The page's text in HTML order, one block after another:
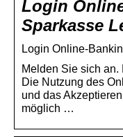
Login
Sparkasse
Login Online-
Melden Sie sich
Die Nutzung des
und das
möglich …